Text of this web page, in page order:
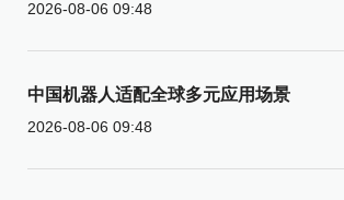
2026-08-06 09:48
中国机器人适配全球多元应用场景
2026-08-06 09:48